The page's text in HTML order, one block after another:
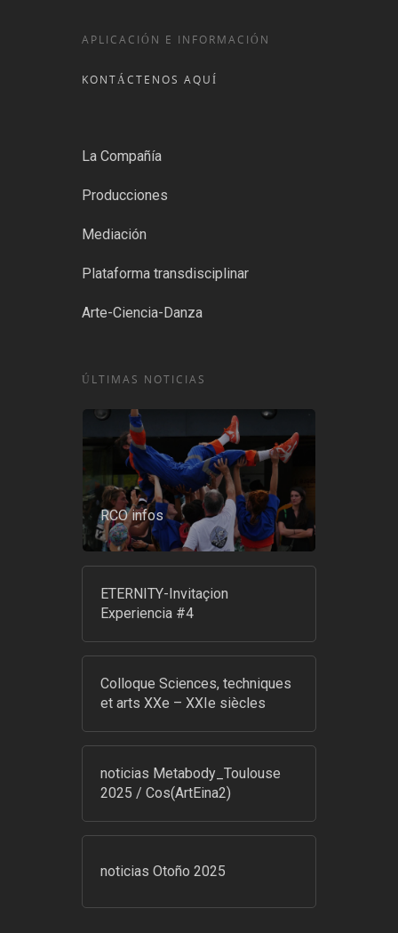
APLICACIÓN E INFORMACIÓN
KONTÁCTENOS AQUÍ
La Compañía
Producciones
Mediación
Plataforma transdisciplinar
Arte-Ciencia-Danza
ÚLTIMAS NOTICIAS
RCO infos
ETERNITY-Invitaçion
Experiencia #4
Colloque Sciences, techniques
et arts XXe – XXIe siècles
noticias Metabody_Toulouse
2025 / Cos(ArtEina2)
noticias Otoño 2025